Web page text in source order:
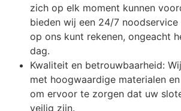
zich op elk moment kunnen
bieden wij een 24/7
op ons kunt rekenen, ongeacht
dag.
Kwaliteit en betrouwbaarheid:
met hoogwaardige materialen
om ervoor te zorgen dat uw
veilig zijn.